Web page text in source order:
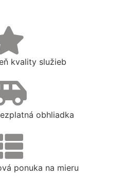
kvality služieb
obhliadka
ponuka na mieru